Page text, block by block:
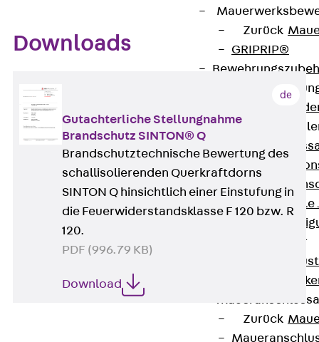
Zurück
GRIPRIP®
Zurück
Winkelkonsole
Brüstungsanker
Zurück
Downloads
de
Gutachterliche Stellungnahme
Brandschutz SINTON® Q
Brandschutztechnische Bewertung des
schallisolierenden Querkraftdorns
SINTON Q hinsichtlich einer Einstufung in
die Feuerwiderstandsklasse F 120 bzw. R
120.
PDF (996.79 KB)
Download